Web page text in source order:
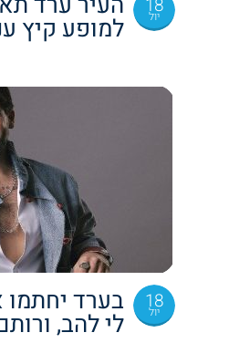
18
יול למופע קיץ
18
יול בערד
לי להב,